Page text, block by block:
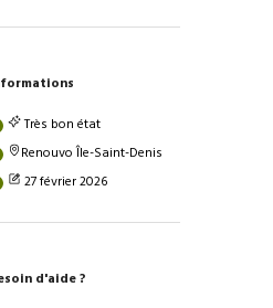
Très bon état
Renouvo Île-Saint-Denis
27 février 2026
d'aide ?